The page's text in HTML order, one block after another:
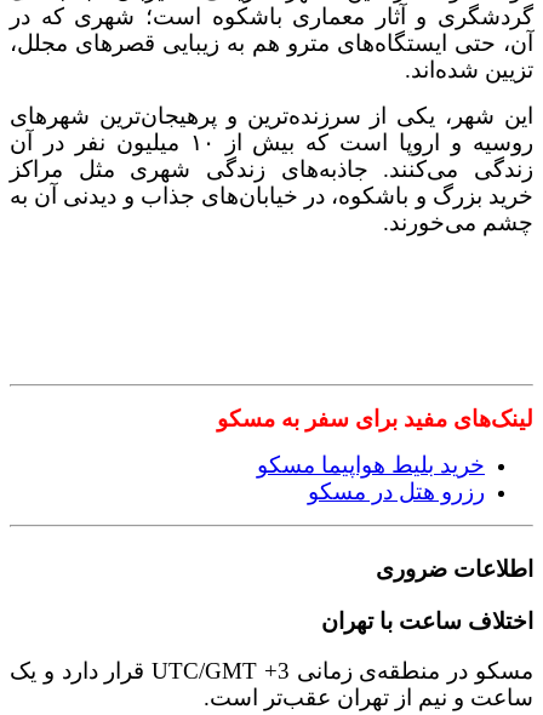
گردشگری و آثار معماری باشکوه است؛ شهری که در
آن، حتی ایستگاه‌های مترو هم به زیبایی قصرهای مجلل،
تزیین شده‌اند.
این شهر، یکی از سرزنده‌ترین و پرهیجان‌ترین شهرهای
روسیه و اروپا است که بیش از ۱۰ میلیون نفر در آن
زندگی می‌کنند. جاذبه‌های زندگی شهری مثل مراکز
خرید بزرگ و باشکوه، در خیابان‌های جذاب و دیدنی آن به
چشم می‌خورند.
لینک‌های مفید برای سفر به مسکو
خرید بلیط هواپیما مسکو
رزرو هتل در مسکو
اطلاعات ضروری
اختلاف ساعت با تهران
مسکو در منطقه‌ی زمانی UTC/GMT +3 قرار دارد و یک
ساعت و نیم از تهران عقب‌تر است.